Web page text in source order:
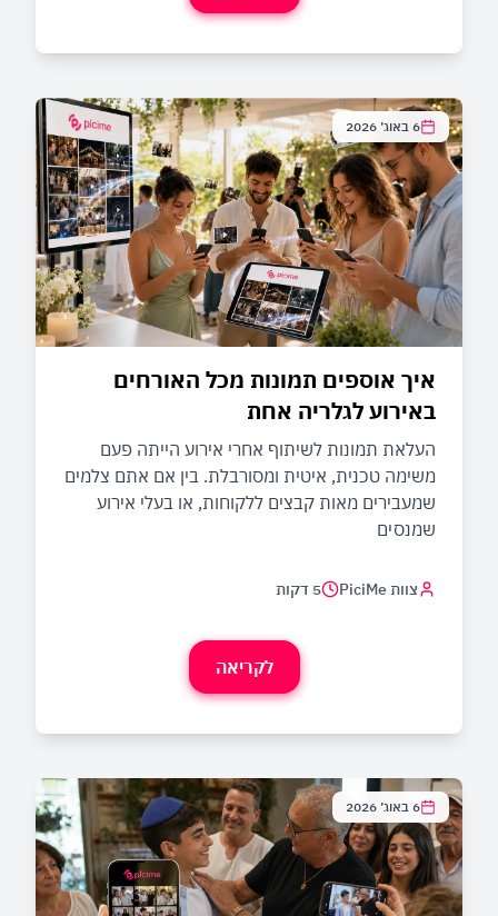
6 באוג׳ 2026
איך אוספים תמונות מכל האורחים
באירוע לגלריה אחת
העלאת תמונות לשיתוף אחרי אירוע הייתה פעם
משימה טכנית, איטית ומסורבלת. בין אם אתם צלמים
שמעבירים מאות קבצים ללקוחות, או בעלי אירוע
שמנסים
צוות PiciMe 5 דקות
לקריאה
6 באוג׳ 2026